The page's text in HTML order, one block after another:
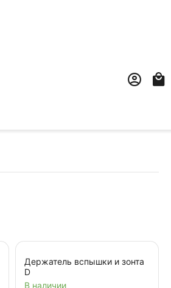
Держатель вспышки и зонта
D
В наличии